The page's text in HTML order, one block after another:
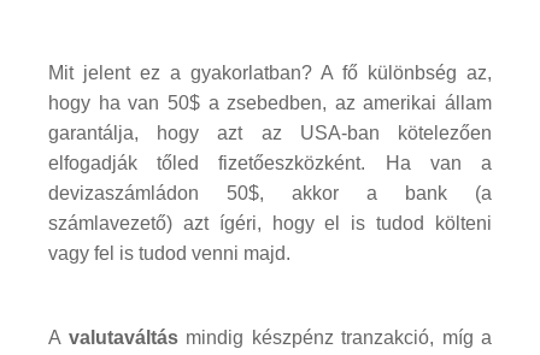
Mit jelent ez a gyakorlatban? A fő különbség az,
hogy ha van 50$ a zsebedben, az amerikai állam
garantálja, hogy azt az USA-ban kötelezően
elfogadják tőled fizetőeszközként. Ha van a
devizaszámládon 50$, akkor a bank (a
számlavezető) azt ígéri, hogy el is tudod költeni
vagy fel is tudod venni majd.
A valutaváltásmindig készpénz tranzakció, míg a